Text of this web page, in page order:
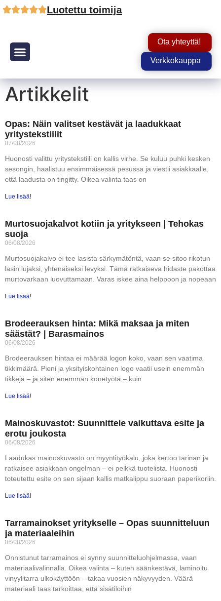
Luotettu toimija
Ota yhteyttä!
Verkkokauppa
Artikkelit
Opas: Näin valitset kestävät ja laadukkaat
yritystekstiilit
07/08/2026
Huonosti valittu yritystekstiili on kallis virhe. Se kuluu puhki kesken
sesongin, haalistuu ensimmäisessä pesussa ja viestii asiakkaalle,
että laadusta on tingitty. Oikea valinta taas on
Lue lisää!
Murtosuojakalvot kotiin ja yritykseen | Tehokas
suoja
06/08/2026
Murtosuojakalvo ei tee lasista särkymätöntä, vaan se sitoo rikotun
lasin lujaksi, yhtenäiseksi levyksi. Tämä ratkaiseva hidaste pakottaa
murtovarkaan luovuttamaan. Varas iskee aina helppoon ja nopeaan
Lue lisää!
Brodeerauksen hinta: Mikä maksaa ja miten
säästät? | Barasmainos
06/08/2026
Brodeerauksen hintaa ei määrää logon koko, vaan sen vaatima
tikkimäärä. Pieni ja yksityiskohtainen logo vaatii usein enemmän
tikkejä – ja siten enemmän konetyötä – kuin
Lue lisää!
Mainoskuvastot: Suunnittele vaikuttava esite ja
erotu joukosta
06/08/2026
Laadukas mainoskuvasto on myyntityökalu, joka kertoo tarinan ja
ratkaisee asiakkaan ongelman – ei pelkkä tuotelista. Huonosti
toteutettu esite on sen sijaan kallis matkalippu suoraan paperikoriin.
Lue lisää!
Tarramainokset yritykselle – Opas suunnitteluun
ja materiaaleihin
06/08/2026
Onnistunut tarramainos ei synny suunnitteluohjelmassa, vaan
materiaalivalinnalla. Oikea valinta – kuten säänkestävä, laminoitu
vinyylitarra ulkokäyttöön – takaa vuosien näkyvyyden. Väärä
materiaali taas tarkoittaa, että sisätiloihin